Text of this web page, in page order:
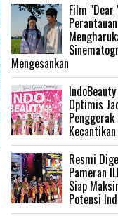
Film "Dear
Mengesankan
Optimis
Kecantikan
Resmi
Pameran
Siap
Potensi